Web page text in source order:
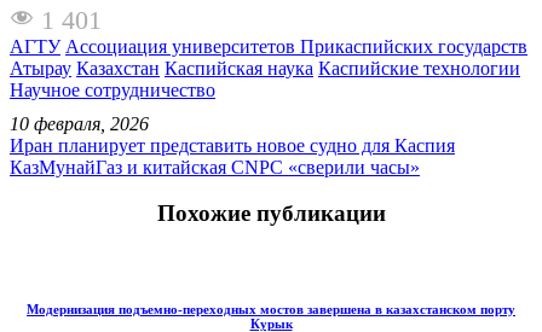
1 401
АГТУ Ассоциация университетов Прикаспийских государств
Атырау Казахстан Каспийская наука Каспийские технологии
Научное сотрудничество
10 февраля, 2026
Иран планирует представить новое судно для Каспия
КазМунайГаз и китайская CNPC «сверили часы»
Похожие публикации
Модернизация подъемно-переходных мостов завершена в казахстанском порту
Курык